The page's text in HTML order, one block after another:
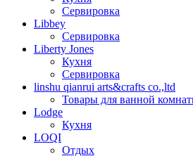
Сервировка
Libbey
Сервировка
Liberty Jones
Кухня
Сервировка
linshu qianrui arts&crafts co.,ltd
Товары для ванной
Lodge
Кухня
LOQI
Отдых